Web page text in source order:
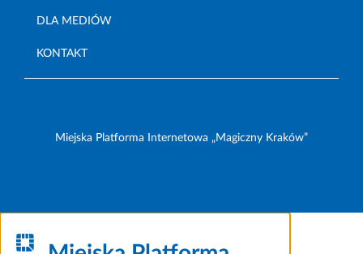
DLA MEDIÓW
KONTAKT
Miejska Platforma Internetowa „Magiczny Kraków”